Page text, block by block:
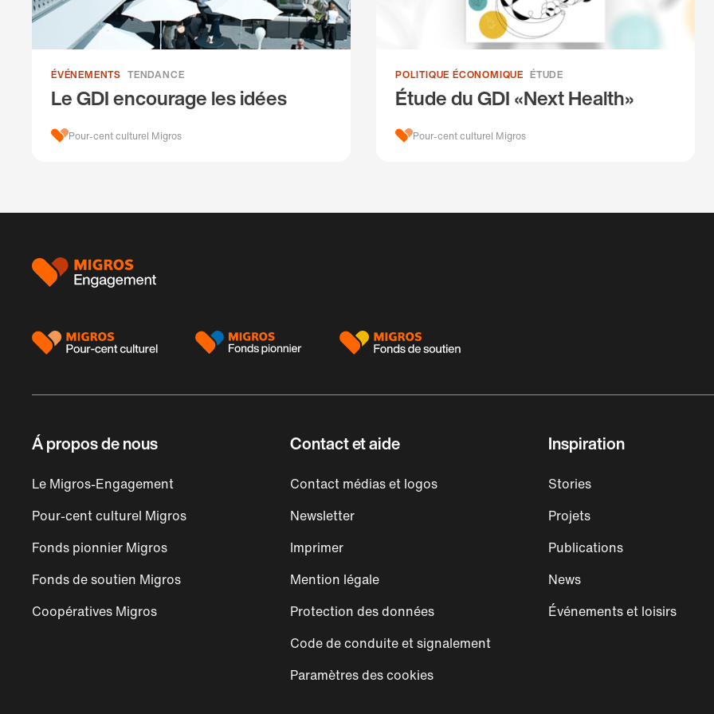
ÉVÉNEMENTS TENDANCE
Le GDI encourage les idées
Pour-cent culturel Migros
POLITIQUE ÉCONOMIQUE ÉTUDE
Étude du GDI «Next Health»
Pour-cent culturel Migros
Á propos de nous
Le Migros-Engagement
Pour-cent culturel Migros
Fonds pionnier Migros
Fonds de soutien Migros
Coopératives Migros
Contact et aide
Contact médias et logos
Newsletter
Imprimer
Mention légale
Protection des données
Code de conduite et signalement
Paramètres des cookies
Inspiration
Stories
Projets
Publications
News
Événements et loisirs